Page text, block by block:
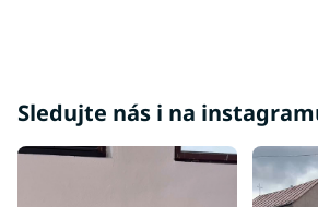
Matrace 100x180
Matrace 100x190
Matrace 110x190
Sledujte nás i na